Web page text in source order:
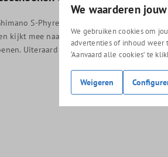
S-Phyre RC903 fietsschoenen te
kijkt mee naar welke maat het beste past
Uiteraard kun je de schoenen ook
We waarderen
We gebruiken cookies om
advertenties of inhoud weer
‘Aanvaard alle cookies’ te
Weigeren